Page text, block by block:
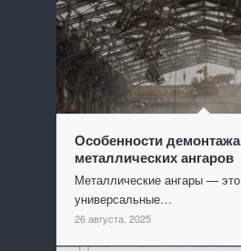
Особенности демонтажа
металлических ангаров
Металлические ангары — это
универсальные…
26 августа, 2025